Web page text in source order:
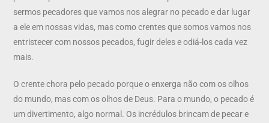
sermos pecadores que vamos nos alegrar no pecado e dar lugar
a ele em nossas vidas, mas como crentes que somos vamos nos
entristecer com nossos pecados, fugir deles e odiá-los cada vez
mais.
O crente chora pelo pecado porque o enxerga não com os olhos
do mundo, mas com os olhos de Deus. Para o mundo, o pecado é
um divertimento, algo normal. Os incrédulos brincam de pecar e